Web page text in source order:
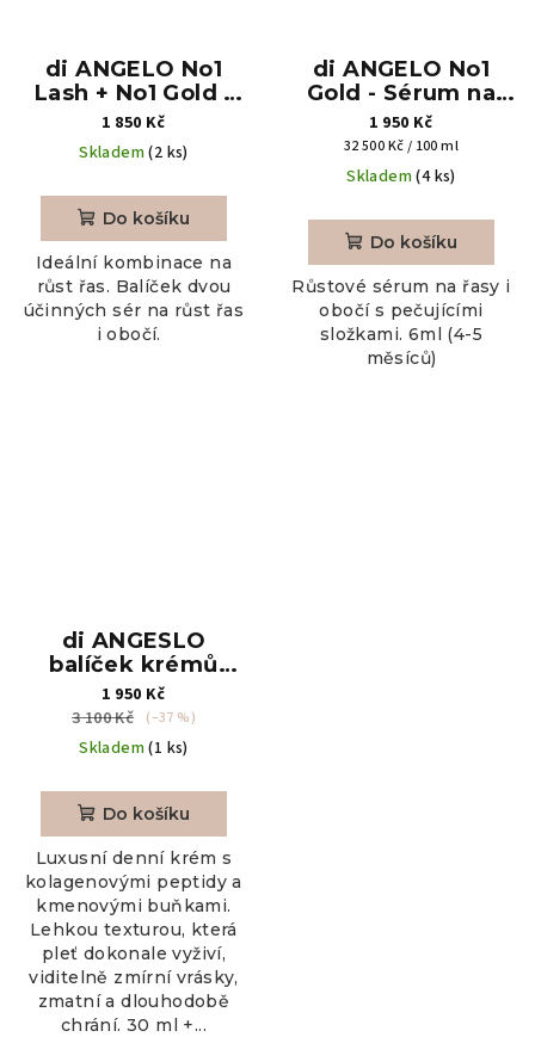
di ANGELO No1
Lash + No1 Gold -
balíček 6ml+ 3.5ml
1 850 Kč
Skladem(2 ks)
Do košíku
Ideální kombinace na
růst řas. Balíček dvou
účinných sér na růst řas
i obočí.
di ANGELO No1
Gold - Sérum na
růst řas, 6ml
1 950 Kč
Měrná
cena:
32 500 Kč / 100 ml
Skladem(4 ks)
Do košíku
Růstové sérum na řasy i
obočí s pečujícími
složkami. 6ml (4-5
měsíců)
di ANGESLO
balíček krémů
Intense Retinal
Cream + Stem Cell
Collagen Peptide
Cream
1 950 Kč
3 100 Kč
(–37 %)
Skladem(1 ks)
Do košíku
Luxusní denní krém s
kolagenovými peptidy a
kmenovými buňkami.
Lehkou texturou, která
pleť dokonale vyživí,
viditelně zmírní vrásky,
zmatní a dlouhodobě
chrání. 30 ml +...